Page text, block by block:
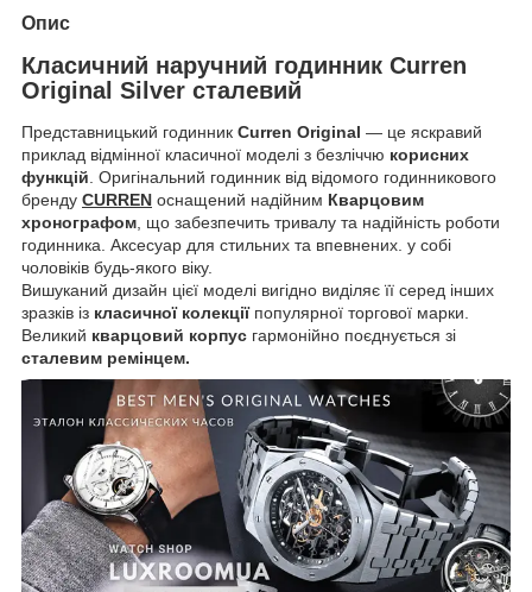
Опис
Класичний наручний годинник Curren
Original Silver сталевий
Представницький годинник Curren Original — це яскравий
приклад відмінної класичної моделі з безліччю корисних
функцій. Оригінальний годинник від відомого годинникового
бренду CURREN оснащений надійним Кварцовим
хронографом, що забезпечить тривалу та надійність роботи
годинника. Аксесуар для стильних та впевнених. у собі
чоловіків будь-якого віку.
Вишуканий дизайн цієї моделі вигідно виділяє її серед інших
зразків із класичної колекціїпопулярної торгової марки.
Великий кварцовий корпус гармонійно поєднується зі
сталевим ремінцем.